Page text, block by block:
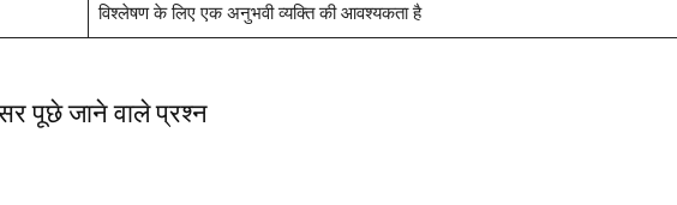
विश्लेषण के लिए एक अनुभवी व्यक्ति की आवश्यकता है
पूछे जाने वाले प्रश्न